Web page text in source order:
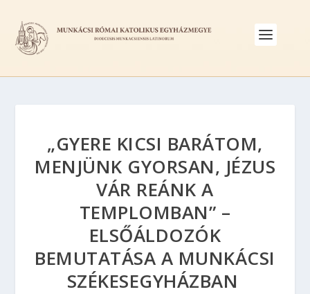
„GYERE KICSI BARÁTOM,
MENJÜNK GYORSAN, JÉZUS
VÁR REÁNK A
TEMPLOMBAN” –
ELSŐÁLDOZÓK
BEMUTATÁSA A MUNKÁCSI
SZÉKESEGYHÁZBAN